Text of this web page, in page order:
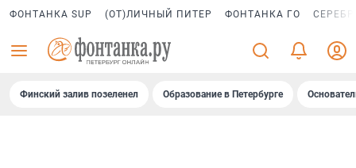
ФОНТАНКА SUP (ОТ)ЛИЧНЫЙ ПИТЕР ФОНТАНКА ГО
Финский залив позеленел Образование в Петербурге